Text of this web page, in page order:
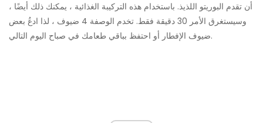
أن تقدم البوريتو اللذيذ. باستخدام هذه التركيبة الغذائية ، يمكنك ذلك أيضًا ،
وسيستغرق الأمر 30 دقيقة فقط. تخدم الوصفة 4 ضيوف ، لذا ادعُ بعض
ضيوف الإفطار أو احتفظ بباقي طعامك في صباح اليوم التالي.